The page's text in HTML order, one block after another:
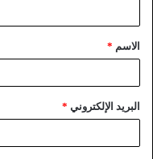
الاسم *
البريد الإلكتروني *